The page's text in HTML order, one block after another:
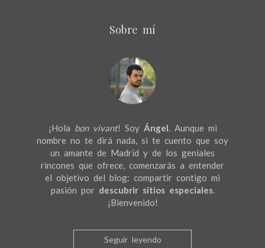
Sobre mí
¡Hola bon vivant! Soy Ángel . Aunque mi
nombre no te dirá nada, si te cuento que soy
un amante de Madrid y de los geniales
rincones que ofrece, comenzarás a entender
el objetivo del blog: compartir contigo mi
pasión por descubrir sitios especiales.
¡Bienvenido!
Seguir leyendo